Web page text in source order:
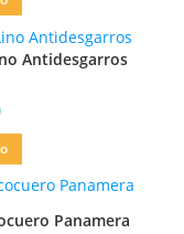
Antidesgarros
Panamera